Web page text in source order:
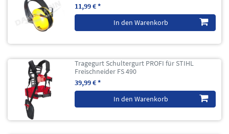
11,99 € *
In den Warenkorb
Tragegurt Schultergurt PROFI für STIHL
Freischneider FS 490
39,99 € *
In den Warenkorb